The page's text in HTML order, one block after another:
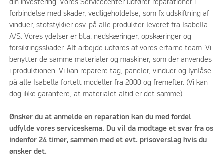
din investering. Vores Servicecenter udfører reparationer i
forbindelse med skader, vedligeholdelse, som fx udskiftning af
vinduer, stofstykker osv. på alle produkter leveret fra Isabella
A/S. Vores ydelser er bl.a. nedskæringer, opskæringer og
forsikringsskader. Alt arbejde udføres af vores erfarne team. Vi
benytter de samme materialer og maskiner, som der anvendes
i produktionen. Vi kan reparere tag, paneler, vinduer og lynlåse
på alle Isabella fortelt modeller fra 2000 og fremefter. (Vi kan
dog ikke garantere, at materialet altid er det samme).
Ønsker du at anmelde en reparation kan du med fordel
udfylde vores serviceskema. Du vil da modtage et svar fra os
indenfor 24 timer, sammen med et evt. prisoverslag hvis du
ønsker det.